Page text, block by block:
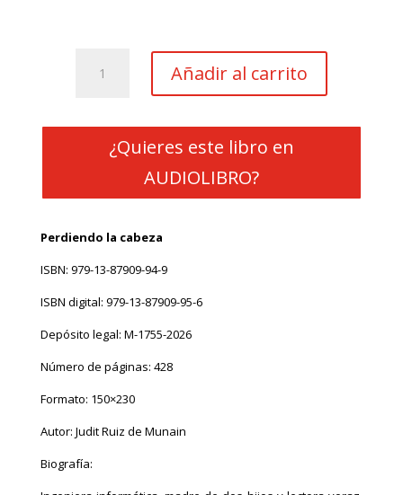
Añadir al carrito
¿Quieres este libro en
AUDIOLIBRO?
Perdiendo la cabeza
ISBN: 979-13-87909-94-9
ISBN digital: 979-13-87909-95-6
Depósito legal: M-1755-2026
Número de páginas: 428
Formato: 150×230
Autor: Judit Ruiz de Munain
Biografía: